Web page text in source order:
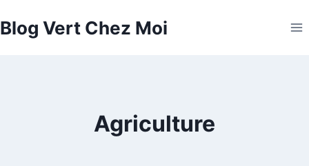
au
Blog Vert Chez Moi
Agriculture